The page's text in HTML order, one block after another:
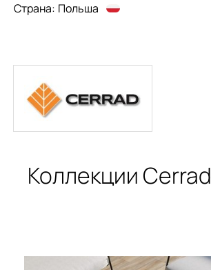
Страна: Польша
Коллекции Cerrad